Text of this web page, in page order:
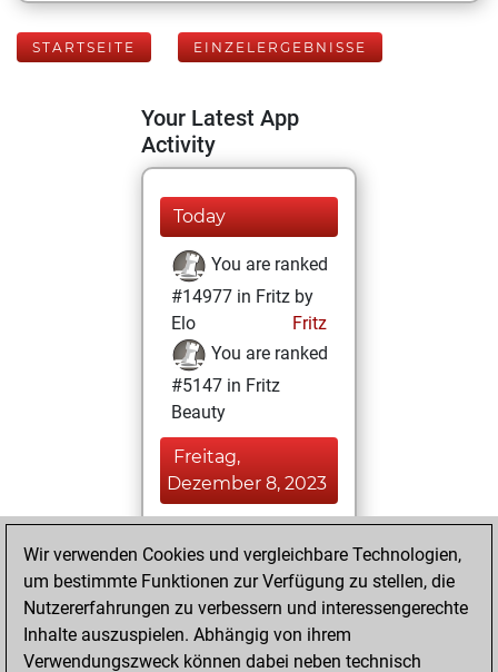
STARTSEITE EINZELERGEBNISSE
Your Latest App
Activity
Today
You are ranked
#14977 in Fritz by
Elo
Fritz
You are ranked
#5147 in Fritz
Beauty
Freitag,
Dezember 8, 2023
You achieved a
BeautyScore of 59
Fritz
You
achieved a new Elo
of 1588
Wir verwenden Cookies und vergleichbare Technologien,
um bestimmte Funktionen zur Verfügung zu stellen, die
Nutzererfahrungen zu verbessern und interessengerechte
Inhalte auszuspielen. Abhängig von ihrem
Verwendungszweck können dabei neben technisch